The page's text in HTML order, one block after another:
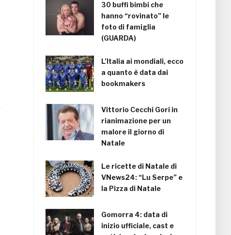
30 buffi bimbi che
hanno “rovinato” le
foto di famiglia
(GUARDA)
L’Italia ai mondiali, ecco
a quanto è data dai
bookmakers
Vittorio Cecchi Gori in
rianimazione per un
malore il giorno di
Natale
Le ricette di Natale di
VNews24: “Lu Serpe” e
la Pizza di Natale
Gomorra 4: data di
inizio ufficiale, cast e